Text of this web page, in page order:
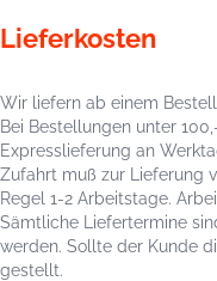
Lieferkosten
Wir liefern ab einem
Bei Bestellungen unter
Expresslieferung an
Zufahrt muß zur Lieferung
Regel 1-2 Arbeitstage.
Sämtliche Liefertermine
werden. Sollte der Kunde
gestellt.